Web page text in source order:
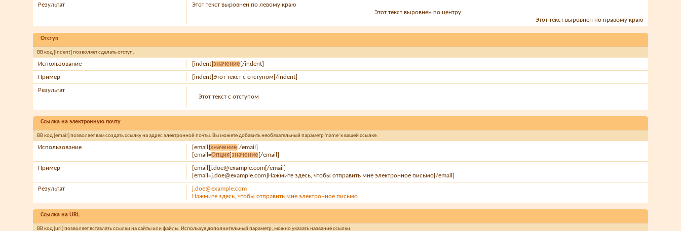
Этот текст выровнен по левому краю
Этот текст выровнен по центру
Этот текст выровнен по правому краю
Результат
Отступ
BB код [indent] позволяет сделать отступ.
[indent]значение [/indent]
Использование
[indent]Этот текст с отступом[/indent]
Пример
Этот текст с отступом
Результат
Ссылка на электронную почту
BB код [email] позволяет вам создать ссылку на адрес электронной почты. Вы можете добавить необязательный параметр 'name' к вашей ссылке.
[email]значение [/email]
[email=Опция]значение [/email]
Использование
[email]j.doe@example.com[/email]
[email=j.doe@example.com]Нажмите здесь, чтобы отправить мне электронное письмо[/email]
Пример
j.doe@example.com
Нажмите здесь, чтобы отправить мне электронное письмо
Результат
Ссылка на URL
BB код [url] позволяет вставлять ссылки на сайты или файлы. Используя дополнительный параметр, можно указать название ссылки.